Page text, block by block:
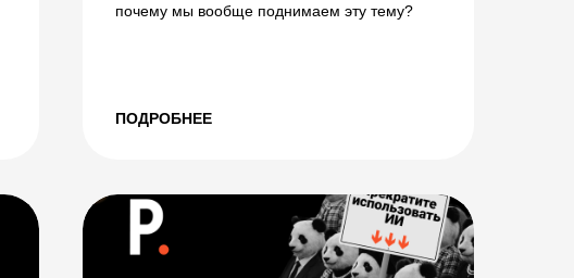
почему мы вообще поднимаем эту тему?
ПОДРОБНЕЕ